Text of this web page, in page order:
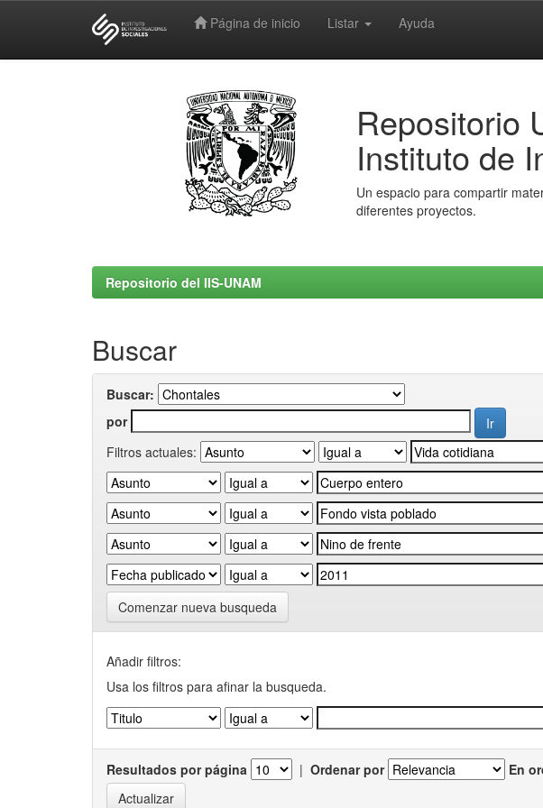
Página de inicio Listar Ayuda
Repositorio
Instituto de
Un espacio para compartir
diferentes proyectos.
Repositorio del IIS-UNAM
Buscar
Buscar:
por
Filtros actuales:
Comenzar nueva busqueda
Añadir filtros:
Usa los filtros para afinar la busqueda.
Resultados por página | Ordenar por En